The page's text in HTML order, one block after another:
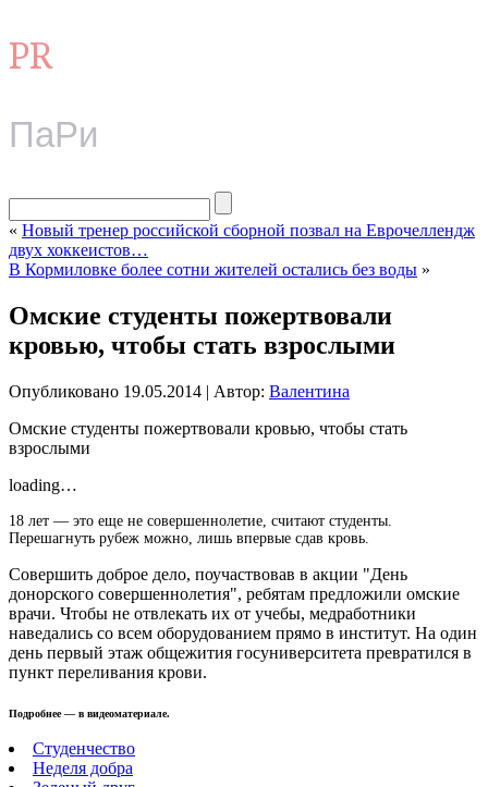
PR
ПаРи
« Новый тренер российской сборной позвал на Еврочеллендж
двух хоккеистов…
В Кормиловке более сотни жителей остались без воды »
Омские студенты пожертвовали
кровью, чтобы стать взрослыми
Опубликовано 19.05.2014 | Автор: Валентина
Омские студенты пожертвовали кровью, чтобы стать
взрослыми
loading…
18 лет — это еще не совершеннолетие, считают студенты.
Перешагнуть рубеж можно, лишь впервые сдав кровь.
Совершить доброе дело, поучаствовав в акции "День
донорского совершеннолетия", ребятам предложили омские
врачи. Чтобы не отвлекать их от учебы, медработники
наведались со всем оборудованием прямо в институт. На один
день первый этаж общежития госуниверситета превратился в
пункт переливания крови.
Подробнее — в видеоматериале.
Студенчество
Неделя добра